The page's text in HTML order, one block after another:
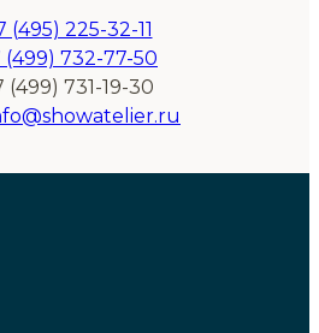
(495) 225-32-11
(499) 732-77-50
(499) 731-19-30